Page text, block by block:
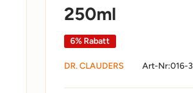
250ml
6% Rabatt
DR. CLAUDERS Art-Nr:016-